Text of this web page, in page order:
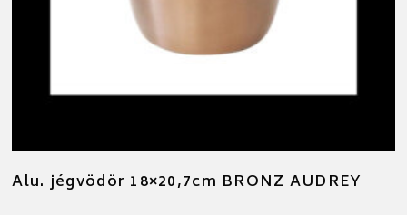
Alu. jégvödör 18×20,7cm BRONZ AUDREY